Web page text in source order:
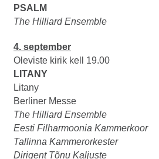
PSALM
The Hilliard Ensemble
4. september
Oleviste kirik kell 19.00
LITANY
Litany
Berliner Messe
The Hilliard Ensemble
Eesti Filharmoonia Kammerkoor
Tallinna Kammerorkester
Dirigent Tõnu Kaljuste